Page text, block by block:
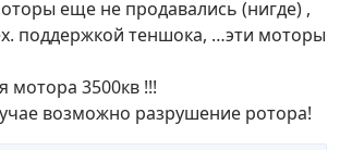
еще не продавались (нигде) ,
поддержкой теншока, …эти моторы
мотора 3500кв !!!
возможно разрушение ротора!